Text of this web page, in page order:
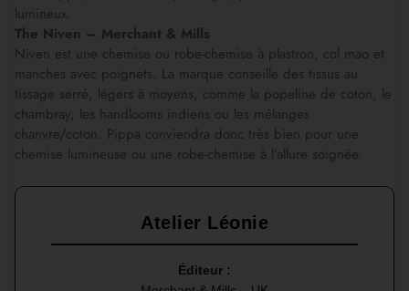
lumineux.
The Niven – Merchant & Mills
Niven est une chemise ou robe-chemise à plastron, col mao et
manches avec poignets. La marque conseille des tissus au
tissage serré, légers à moyens, comme la popeline de coton, le
chambray, les handlooms indiens ou les mélanges
chanvre/coton. Pippa conviendra donc très bien pour une
chemise lumineuse ou une robe-chemise à l’allure soignée.
Atelier Léonie
Éditeur :